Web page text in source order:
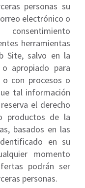
personas su
electrónico o
herramientas
Site, salvo en la
apropiado para
o con procesos o
tal información
el derecho
productos de la
basados en las
en su
momento
podrán ser
personas.